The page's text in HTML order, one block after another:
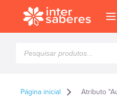
produtos
Página inicial